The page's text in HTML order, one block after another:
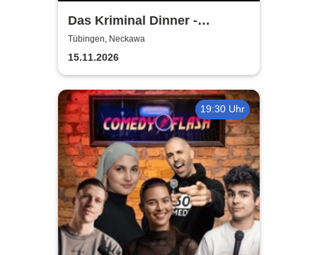
Das Kriminal Dinner -
Alpenkrimi: Knödelmord beim
Gipfeltreffen
Tübingen, Neckawa
15.11.2026
19:30 Uhr